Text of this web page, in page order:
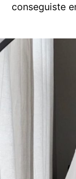
conseguiste